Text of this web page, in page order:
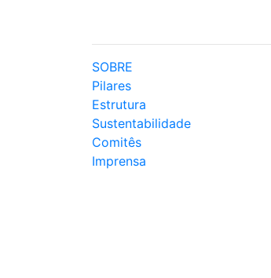
SOBRE
Pilares
Estrutura
Sustentabilidade
Comitês
Imprensa